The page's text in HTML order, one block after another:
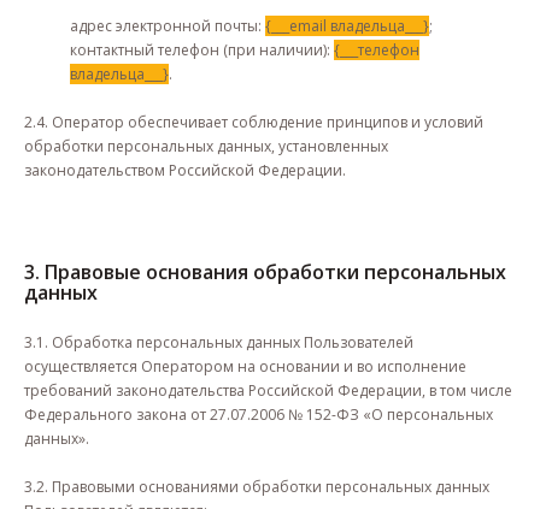
адрес электронной почты: {___email владельца___};
контактный телефон (при наличии): {___телефон
владельца___}.
2.4. Оператор обеспечивает соблюдение принципов и условий
обработки персональных данных, установленных
законодательством Российской Федерации.
3. Правовые основания обработки персональных
данных
3.1. Обработка персональных данных Пользователей
осуществляется Оператором на основании и во исполнение
требований законодательства Российской Федерации, в том числе
Федерального закона от 27.07.2006 № 152-ФЗ «О персональных
данных».
3.2. Правовыми основаниями обработки персональных данных